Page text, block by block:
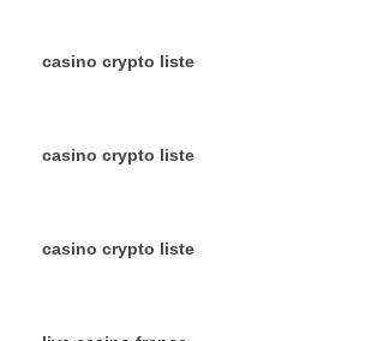
casino crypto liste
casino crypto liste
casino crypto liste